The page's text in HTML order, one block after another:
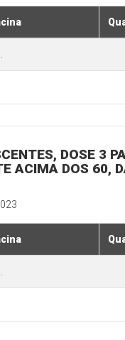
DOSE 3
ACIMA DOS 60,